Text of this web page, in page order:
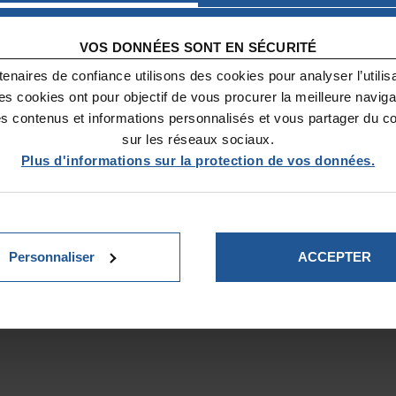
VOS DONNÉES SONT EN SÉCURITÉ
de confiance utilisons des cookies pour analyser
cookies ont pour objectif de vous procurer la meilleure
contenus et informations personnalisés et vous partager du
sur les réseaux sociaux.
Plus d'informations sur la protection de vos données.
Personnaliser ACCEPTER
enfants ont finalement repris le chemin
Groupe Amical Sportif de Clignancourt
des logements souvent exigus et rassurés
progressivement été moins réticents à
effectuer de nombreux achats afin de
des activités d’autant plus coûteuse
à l’achat de gel hydroalcoolique et de
animateurs dans chaque salle d’activités.
de serviettes en papier. Ces
respectant les normes sanitaires. Les
été. Un matériel déjà testé et approuvé